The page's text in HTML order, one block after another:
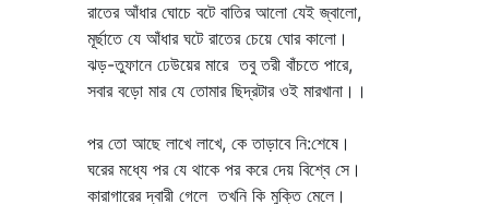
রাতের আঁধার ঘোচে বটে বাতির আলো যেই জ্বালো,
মূর্ছাতে যে আঁধার ঘটে রাতের চেয়ে ঘোর কালো।
ঝড়-তুফানে ঢেউয়ের মারে তবু তরী বাঁচতে পারে,
সবার বড়ো মার যে তোমার ছিদ্রটার ওই মারখানা।।
পর তো আছে লাখে লাখে, কে তাড়াবে নি:শেষে।
ঘরের মধ্যে পর যে থাকে পর করে দেয় বিশ্বে সে।
কারাগারের দ্বারী গেলে তখনি কি মুক্তি মেলে।